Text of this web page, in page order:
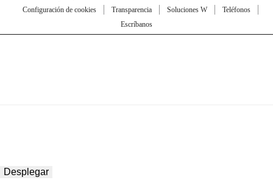
Configuración de cookies
Transparencia Soluciones W
Teléfonos
Escríbanos
Desplegar